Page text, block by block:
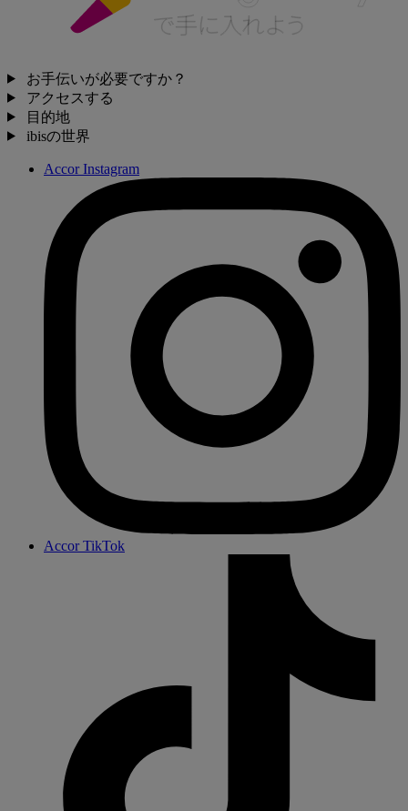
お手伝いが必要ですか？
アクセスする
目的地
ibisの世界
Accor Instagram
Accor TikTok